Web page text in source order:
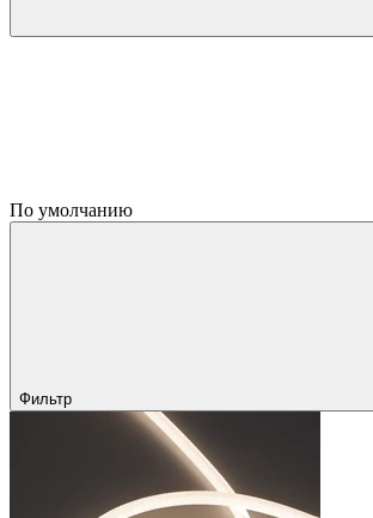
По умолчанию
Фильтр